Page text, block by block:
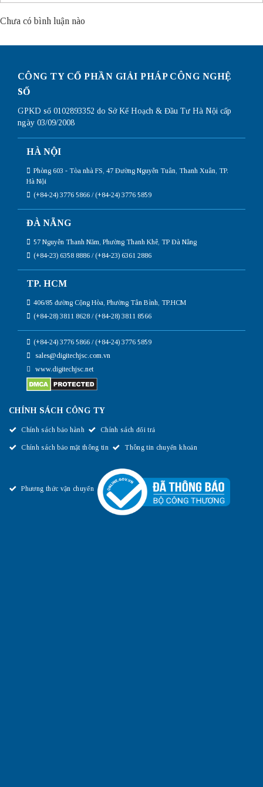
Chưa có bình luận nào
CÔNG TY CỔ PHẦN GIẢI PHÁP CÔNG NGHỆ
SỐ
GPKD số 0102893352 do Sở Kế Hoạch & Đầu Tư Hà Nội cấp
ngày 03/09/2008
HÀ NỘI
Phòng 603 - Tòa nhà FS, 47 Đường Nguyễn Tuân, Thanh Xuân, TP.
Hà Nội
(+84-24) 3776 5866 / (+84-24) 3776 5859
ĐÀ NẴNG
57 Nguyễn Thanh Năm, Phường Thanh Khê, TP Đà Nẵng
(+84-23) 6358 8886 / (+84-23) 6361 2886
TP. HCM
406/85 đường Cộng Hòa, Phường Tân Bình, TP.HCM
(+84-28) 3811 8628 / (+84-28) 3811 8566
(+84-24) 3776 5866 / (+84-24) 3776 5859
sales@digitechjsc.com.vn
www.digitechjsc.net
CHÍNH SÁCH CÔNG TY
Chính sách bảo hành Chính sách đổi trả
Chính sách bảo mật thông tin Thông tin chuyển khoản
Phương thức vận chuyển